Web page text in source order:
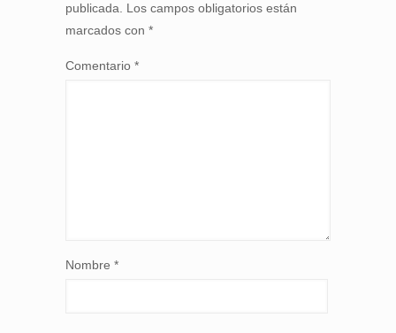
publicada.
Los campos obligatorios están
marcados con *
Comentario *
Nombre *